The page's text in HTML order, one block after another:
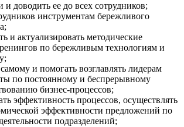
и доводить ее до всех сотрудников;
инструментам бережливого
и актуализировать методические
по бережливым технологиям и
и помогать возглавлять лидерам
по постоянному и беспрерывному
бизнес-процессов;
эффективность процессов, осуществлять
эффективности предложений по
подразделений;